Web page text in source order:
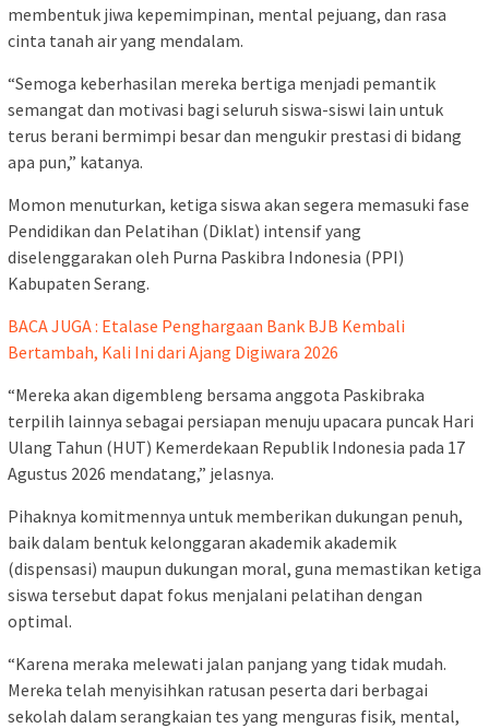
membentuk jiwa kepemimpinan, mental pejuang, dan rasa
cinta tanah air yang mendalam.
“Semoga keberhasilan mereka bertiga menjadi pemantik
semangat dan motivasi bagi seluruh siswa-siswi lain untuk
terus berani bermimpi besar dan mengukir prestasi di bidang
apa pun,” katanya.
Momon menuturkan, ketiga siswa akan segera memasuki fase
Pendidikan dan Pelatihan (Diklat) intensif yang
diselenggarakan oleh Purna Paskibra Indonesia (PPI)
Kabupaten Serang.
BACA JUGA : Etalase Penghargaan Bank BJB Kembali
Bertambah, Kali Ini dari Ajang Digiwara 2026
“Mereka akan digembleng bersama anggota Paskibraka
terpilih lainnya sebagai persiapan menuju upacara puncak Hari
Ulang Tahun (HUT) Kemerdekaan Republik Indonesia pada 17
Agustus 2026 mendatang,” jelasnya.
Pihaknya komitmennya untuk memberikan dukungan penuh,
baik dalam bentuk kelonggaran akademik akademik
(dispensasi) maupun dukungan moral, guna memastikan ketiga
siswa tersebut dapat fokus menjalani pelatihan dengan
optimal.
“Karena meraka melewati jalan panjang yang tidak mudah.
Mereka telah menyisihkan ratusan peserta dari berbagai
sekolah dalam serangkaian tes yang menguras fisik, mental,